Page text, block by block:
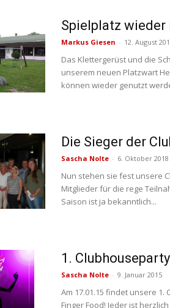
Spielplatz wieder
Markus Giesen - 12. August
Das Klettergerüst und die
unserem neuen Platzwart
können wieder genutzt
Die Sieger der
Sascha Nolte - 6. Oktober 2018
Nun stehen sie fest unsere
Mitglieder für die rege
Saison ist ja bekanntlich...
1.
Sascha Nolte - 9. Januar 2015
Am 17.01.15 findet unsere 1.
Finger Food! Jeder ist